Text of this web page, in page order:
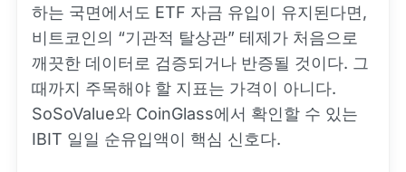
하는 국면에서도 ETF 자금 유입이 유지된다면,
비트코인의 “기관적 탈상관” 테제가 처음으로
깨끗한 데이터로 검증되거나 반증될 것이다. 그
때까지 주목해야 할 지표는 가격이 아니다.
SoSoValue와 CoinGlass에서 확인할 수 있는
IBIT 일일 순유입액이 핵심 신호다.